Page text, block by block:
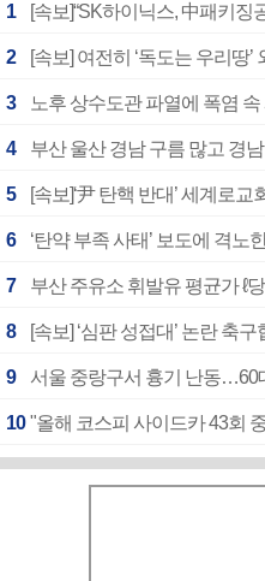
1 [속보]“SK하이닉스, 中패키
2
3 노후 상수도관 파열에 폭염
4
5 [속보]‘尹 탄핵 반대’ 세계로
6
7 부산 주유소 휘발유 평균가 ℓ
8
9 서울 중랑구서 흉기 난동…60
10 "올해 코스피 사이드카 43회